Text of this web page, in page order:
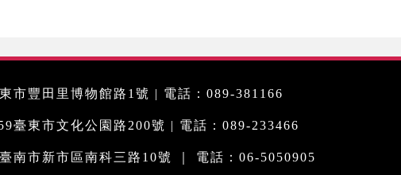
市豐田里博物館路1號 | 電話：089-381166
臺東市文化公園路200號 | 電話：089-233466
南市新市區南科三路10號 ｜ 電話：06-5050905